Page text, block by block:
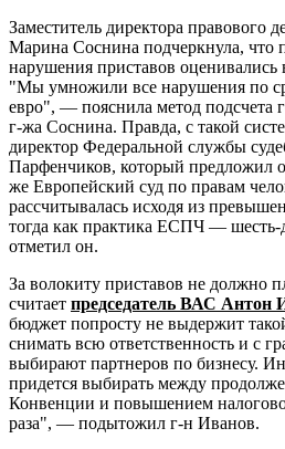
Заместитель директора правового
Марина Соснина подчеркнула, что
нарушения приставов оценивались
"Мы умножили все нарушения по
евро", — пояснила метод подсчета
г-жа Соснина. Правда, с такой
директор Федеральной службы
Парфенчиков, который предложил
же Европейский суд по правам
рассчитывалась исходя из
тогда как практика ЕСПЧ —
отметил он.
За волокиту приставов не должно
считает председатель ВАС Антон
бюджет попросту не выдержит
снимать всю ответственность и с
выбирают партнеров по бизнесу.
придется выбирать между
Конвенции и повышением
раза", — подытожил г-н Иванов.